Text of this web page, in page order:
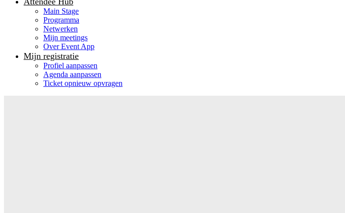
Main Stage
Programma
Netwerken
Mijn meetings
Over Event App
Mijn registratie
Profiel aanpassen
Agenda aanpassen
Ticket opnieuw opvragen